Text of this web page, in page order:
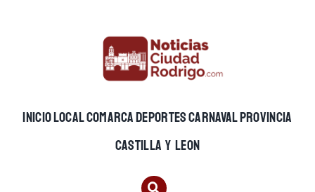
INICIOLOCALCOMARCADEPORTESCARNAVALPROVINCIA
CASTILLA Y LEON